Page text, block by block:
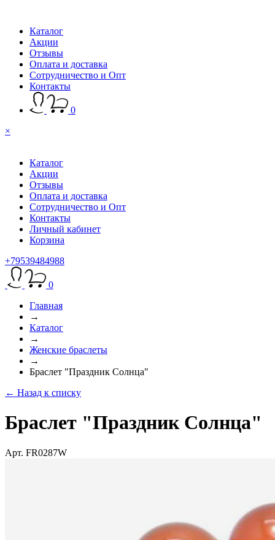
Каталог
Акции
Отзывы
Оплата и доставка
Сотрудничество и Опт
Контакты
0
×
Каталог
Акции
Отзывы
Оплата и доставка
Сотрудничество и Опт
Контакты
Личный кабинет
Корзина
+79539484988
0
Главная
→
Каталог
→
Женские браслеты
→
Браслет "Праздник Солнца"
← Назад к списку
Браслет "Праздник Солнца"
Арт. FR0287W